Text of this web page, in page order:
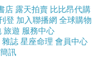
很，候，若若這感周
不以趣己能 以自的釋
處少己美是「怕很愛
店 露天拍賣 比比昂代購
登 加入聯播網 全球購物
旅遊 服務中心
雜誌 星座命理 會員中心
訊